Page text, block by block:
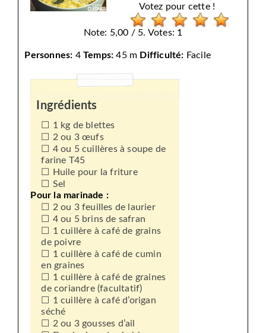
Votez pour cette !
Note: 5,00 / 5. Votes: 1
Personnes: 4 Temps: 45 m Difficulté: Facile
Ingrédients
1 kg de blettes
2 ou 3 œufs
4 ou 5 cuillères à soupe de
farine T45
Huile pour la friture
Sel
Pour la marinade :
2 ou 3 feuilles de laurier
4 ou 5 brins de safran
1 cuillère à café de grains
de poivre
1 cuillère à café de cumin
en graines
1 cuillère à café de graines
de coriandre (facultatif)
1 cuillère à café d’origan
séché
2 ou 3 gousses d’ail